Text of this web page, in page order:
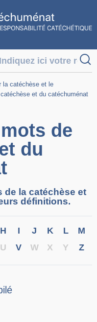
la catéchèse et le
et du catéchuménat
de
du
de la catéchèse et
définitions.
H I J K L
M
U V W X Y Z